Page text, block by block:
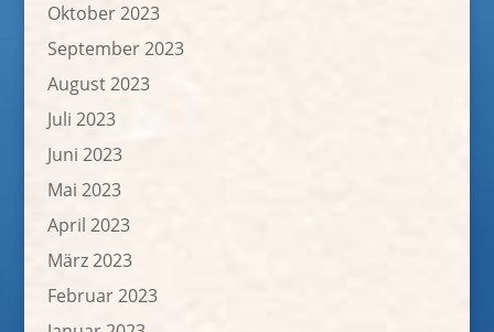
Oktober 2023
September 2023
August 2023
Juli 2023
Juni 2023
Mai 2023
April 2023
März 2023
Februar 2023